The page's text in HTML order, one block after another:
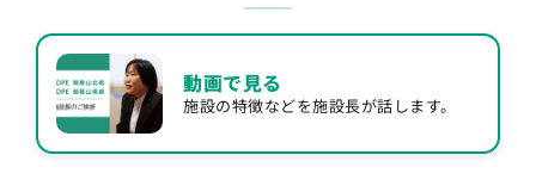
動画で見る
施設の特徴などを施設長が話します。